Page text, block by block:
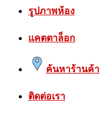
รูปภาพห้อง
แคตตาล็อก
ค้นหาร้านค้า
ติดต่อเรา